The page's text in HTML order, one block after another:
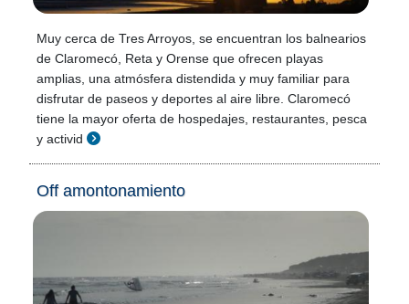
Muy cerca de Tres Arroyos, se encuentran los balnearios
de Claromecó, Reta y Orense que ofrecen playas
amplias, una atmósfera distendida y muy familiar para
disfrutar de paseos y deportes al aire libre. Claromecó
tiene la mayor oferta de hospedajes, restaurantes, pesca
y activid
Off amontonamiento